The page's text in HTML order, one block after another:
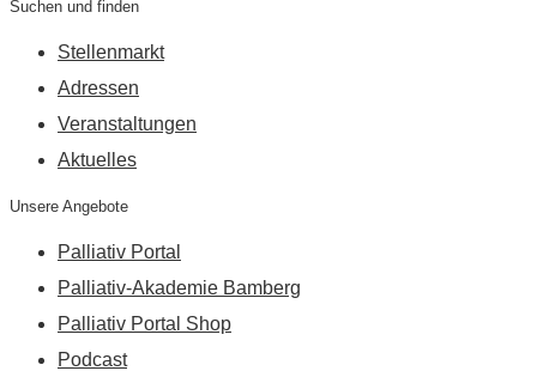
Suchen und finden
Stellenmarkt
Adressen
Veranstaltungen
Aktuelles
Unsere Angebote
Palliativ Portal
Palliativ-Akademie Bamberg
Palliativ Portal Shop
Podcast